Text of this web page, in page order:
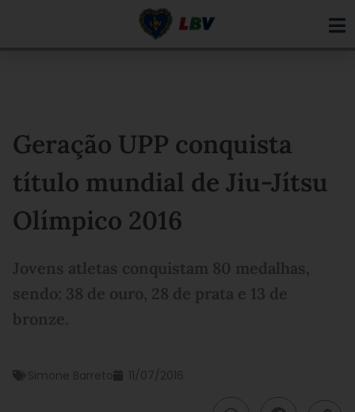
Geração UPP conquista
título mundial de Jiu-Jítsu
Olímpico 2016
Jovens atletas conquistam 80 medalhas,
sendo: 38 de ouro, 28 de prata e 13 de
bronze.
Simone Barreto 11/07/2016